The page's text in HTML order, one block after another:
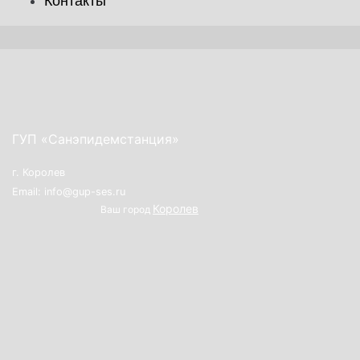
ГУП «Санэпидемстанция»
г. Королев
Email: info@gup-ses.ru
Ваш город Королев